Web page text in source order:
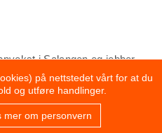
i Salangen og jobber
AS. Vebjørn har studert
ved Nord Universitet.
på nettstedet vårt for at du
og utføre handlinger.
mer om personvern